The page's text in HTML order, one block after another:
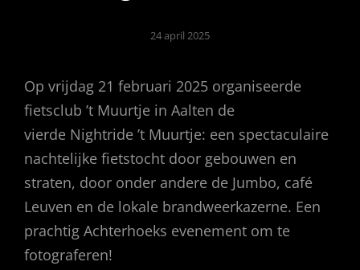
24 april 2025
Op vrijdag 21 februari 2025 organiseerde
fietsclub ’t Muurtje in Aalten de
vierde Nightride ’t Muurtje: een spectaculaire
nachtelijke fietstocht door gebouwen en
straten, door onder andere de Jumbo, café
Leuven en de lokale brandweerkazerne. Een
prachtig Achterhoeks evenement om te
fotograferen!